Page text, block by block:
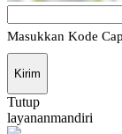
Masukkan Kode
Kirim
Tutup
layananmandiri